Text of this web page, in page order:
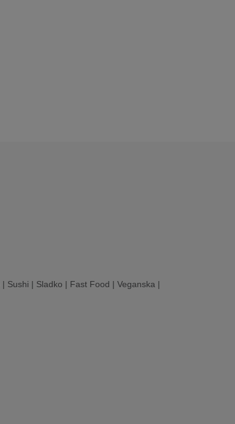
| Sushi | Sladko | Fast Food | Veganska |